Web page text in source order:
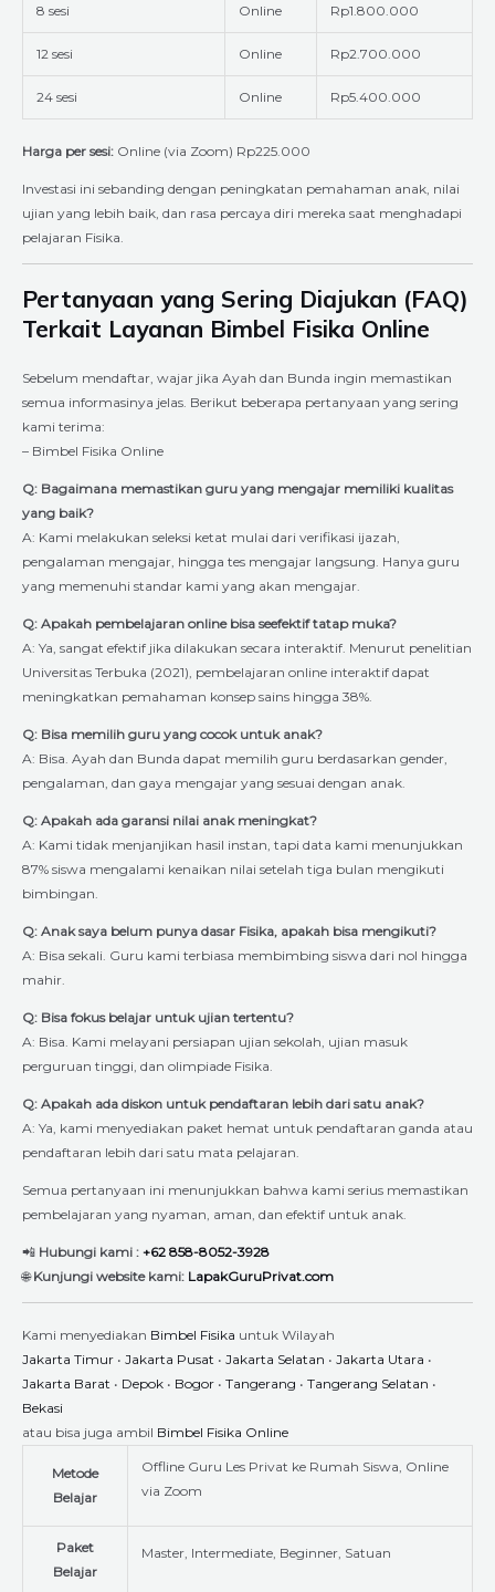
8 sesi Online Rp1.800.000
12 sesi Online Rp2.700.000
24 sesi Online Rp5.400.000
Harga per sesi: Online (via Zoom) Rp225.000
Investasi ini sebanding dengan peningkatan pemahaman anak, nilai
ujian yang lebih baik, dan rasa percaya diri mereka saat menghadapi
pelajaran Fisika.
Pertanyaan yang Sering Diajukan (FAQ)
Terkait Layanan Bimbel Fisika Online
Sebelum mendaftar, wajar jika Ayah dan Bunda ingin memastikan
semua informasinya jelas. Berikut beberapa pertanyaan yang sering
kami terima:
– Bimbel Fisika Online
Q: Bagaimana memastikan guru yang mengajar memiliki kualitas
yang baik?
A: Kami melakukan seleksi ketat mulai dari verifikasi ijazah,
pengalaman mengajar, hingga tes mengajar langsung. Hanya guru
yang memenuhi standar kami yang akan mengajar.
Q: Apakah pembelajaran online bisa seefektif tatap muka?
A: Ya, sangat efektif jika dilakukan secara interaktif. Menurut penelitian
Universitas Terbuka (2021), pembelajaran online interaktif dapat
meningkatkan pemahaman konsep sains hingga 38%.
Q: Bisa memilih guru yang cocok untuk anak?
A: Bisa. Ayah dan Bunda dapat memilih guru berdasarkan gender,
pengalaman, dan gaya mengajar yang sesuai dengan anak.
Q: Apakah ada garansi nilai anak meningkat?
A: Kami tidak menjanjikan hasil instan, tapi data kami menunjukkan
87% siswa mengalami kenaikan nilai setelah tiga bulan mengikuti
bimbingan.
Q: Anak saya belum punya dasar Fisika, apakah bisa mengikuti?
A: Bisa sekali. Guru kami terbiasa membimbing siswa dari nol hingga
mahir.
Q: Bisa fokus belajar untuk ujian tertentu?
A: Bisa. Kami melayani persiapan ujian sekolah, ujian masuk
perguruan tinggi, dan olimpiade Fisika.
Q: Apakah ada diskon untuk pendaftaran lebih dari satu anak?
A: Ya, kami menyediakan paket hemat untuk pendaftaran ganda atau
pendaftaran lebih dari satu mata pelajaran.
Semua pertanyaan ini menunjukkan bahwa kami serius memastikan
pembelajaran yang nyaman, aman, dan efektif untuk anak.
📲 Hubungi kami : +62 858-8052-3928
🌐Kunjungi website kami: LapakGuruPrivat.com
Kami menyediakan Bimbel Fisika untuk Wilayah
Jakarta Timur • Jakarta Pusat • Jakarta Selatan • Jakarta Utara •
Jakarta Barat • Depok • Bogor • Tangerang • Tangerang Selatan •
Bekasi
atau bisa juga ambil Bimbel Fisika Online
Metode
Belajar
Offline Guru Les Privat ke Rumah Siswa, Online
via Zoom
Paket
Belajar
Master, Intermediate, Beginner, Satuan